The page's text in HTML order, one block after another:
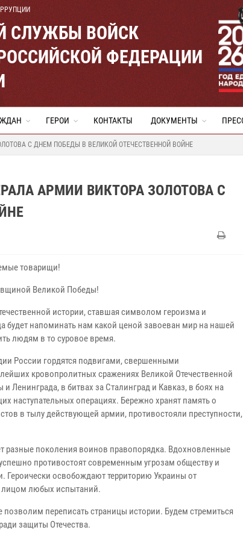
СЛУЖБЫ ВОЙСК
ФЕДЕРАЦИИ
ГЕРОИ КОНТАКТЫ ДОКУМЕНТЫ
С ДНЕМ ПОБЕДЫ В ВЕЛИКОЙ ОТЕЧЕСТВЕННОЙ ВОЙНЕ
АРМИИ ВИКТОРА ЗОЛОТОВА С
товарищи!
Великой Победы!
истории, ставшая символом героизма и
будет напоминать нам какой ценой завоеван мир на нашей
людям в то суровое время.
России гордятся подвигами, свершенными
кровопролитных сражениях Великой Отечественной
Ленинграда, в битвах за Сталинград и Кавказ, в боях на
наступательных операциях. Бережно хранят память о
в тылу действующей армии, противостояли преступности,
разные поколения воинов правопорядка. Вдохновленные
противостоят современным угрозам обществу и
Героически освобождают территорию Украины от
лицом любых испытаний.
переписать страницы истории. Будем стремиться
защиты Отечества.